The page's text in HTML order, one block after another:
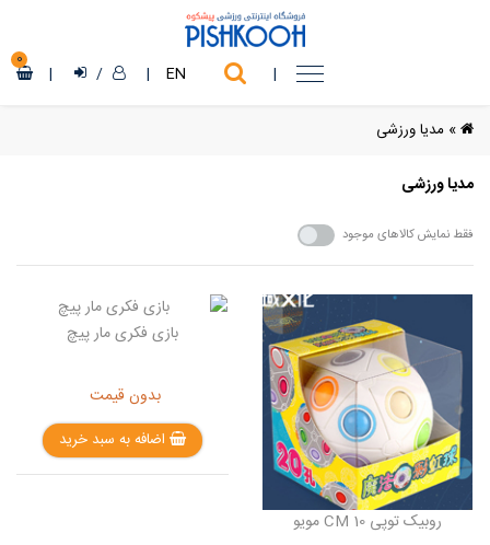
|
EN
|
/
|
0
» مدیا ورزشی
مدیا ورزشی
فقط نمایش کالاهای موجود
روبیک توپی 10 CM مویو
بازی فکری مار پیچ
بدون قیمت
اضافه به سبد خرید